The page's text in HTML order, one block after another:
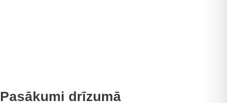
Pasākumi drīzumā